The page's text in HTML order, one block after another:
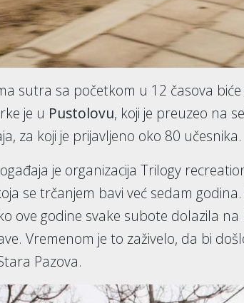
sutra sa početkom u 12 časova
je u Pustolovu, koji je preuzeo na
za koji je prijavljeno oko 80 učesnika.
je organizacija Trilogy
se trčanjem bavi već sedam
ove godine svake subote dolazila
Vremenom je to zaživelo, da bi
Pazova.